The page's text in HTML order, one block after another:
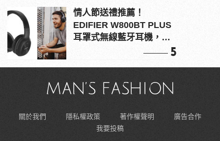
情人節送禮推薦！
EDIFIER W800BT PLUS
耳罩式無線藍牙耳機，在
5
關於我們 隱私權政策 著作權聲明
廣告合作
我要投稿